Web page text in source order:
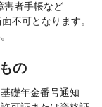
害者手帳など
不可となります。
の
礎年金番号通知